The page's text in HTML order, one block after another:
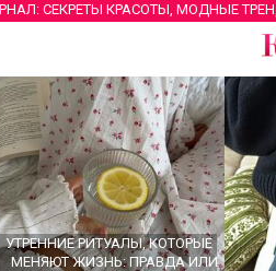
СЕКРЕТЫ КРАСОТЫ, МОДНЫЕ
УТРЕННИЕ РИТУАЛЫ, КОТОРЫЕ
МЕНЯЮТ ЖИЗНЬ: ПРАВДА ИЛИ